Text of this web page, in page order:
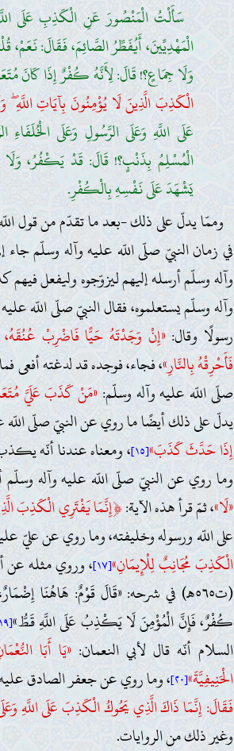
سَأَلْتُ الْمَنْصُورَ عَنِ الْكَذِبِ عَلَى
الْمَهْدِيِّينَ، أَيُفَطِّرُ الصَّائِمَ، فَقَالَ:
وَلَا جِمَاعٍ؟! قَالَ: لِأَنَّهُ كُفْرٌ إِذَا كَانَ
الْكَذِبَ الَّذِينَ لَا يُؤْمِنُونَ بِآيَاتِ اللَّهِ
عَلَى اللَّهِ وَعَلَى الرَّسُولِ وَعَلَى
الْمُسْلِمُ بِذَنْبٍ؟! قَالَ: قَدْ يَكْفُرُ،
يَشْهَدَ عَلَى نَفْسِهِ بِالْكُفْرِ.
وممّا يدلّ على ذلك -بعد ما تقدّم من قول
في زمان النبيّ صلّى اللّه عليه وآله وسلّم جاء
وآله وسلّم أرسله إليهم ليزوّجوه وليفعل فيهم
وآله وسلّم يستعلموه، فقال النبيّ صلّى اللّه
رسولًا وقال:«إِنْ وَجَدْتَهُ حَيًّا فَاضْرِبْ عُنُقَهُ،
فَأَحْرِقْهُ بِالنَّارِ»، فجاء، فوجده قد لدغته أفعى
صلّى اللّه عليه وآله وسلّم:«مَنْ كَذَبَ عَلَيَّ
يدلّ على ذلك أيضًا ما روي عن النبيّ صلّى اللّه
إِذَا حَدَّثَ كَذَبَ»[١٥]
، ومعناه عندنا أنّه
وما روي عن النبيّ صلّى اللّه عليه وآله
«لَا»، ثمّ قرأ هذه الآية:﴿إِنَّمَا يَفْتَرِي الْكَذِبَ
على اللّه ورسوله وخليفته، وما روي عن عليّ
الْكَذِبَ مُجَانِبٌ لِلْإِيمَانِ»[١٧] ، وروي مثله عن
(ت٥٦٥هـ) في شرحه: «قَالَ قَوْمٌ: هَاهُنَا
كُفْرٌ، فَإِنَّ الْمُؤْمِنَ لَا يَكْذِبُ عَلَى اللَّهِ قَطُّ»[١٩]
السلام أنّه قال لأبي النعمان:«يَا أَبَا
الْحَنِيفِيَّةَ»[٢٠] ، وما روي عن جعفر الصادق
فَقَالَ: إِنَّمَا ذَاكَ الَّذِي يَحُوكُ الْكَذِبَ عَلَى اللَّهِ
وغير ذلك من الروايات.